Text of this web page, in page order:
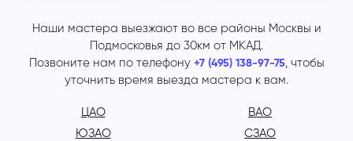
Наши мастера выезжают во все районы Москвы и
Подмосковья до 30км от МКАД.
Позвоните нам по телефону +7 (495) 138-97-75, чтобы
уточнить время выезда мастера к вам.
ЦАО
ЮЗАО
ВАО
СЗАО